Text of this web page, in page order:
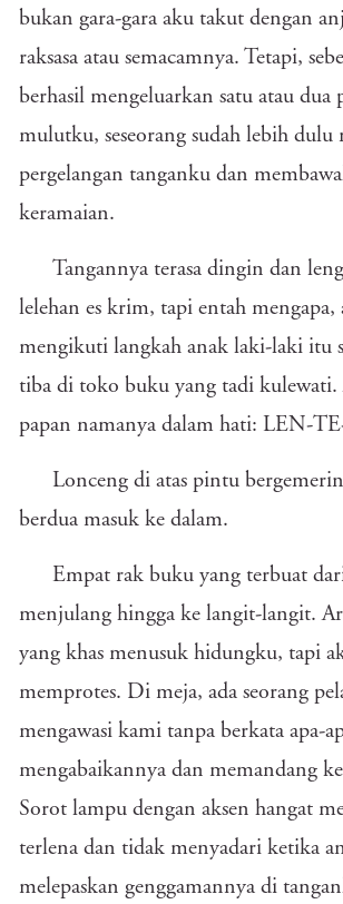
bukan gara-gara aku takut dengan
raksasa atau semacamnya. Tetapi,
berhasil mengeluarkan satu atau dua
mulutku, seseorang sudah lebih dulu
pergelangan tanganku dan
keramaian.
Tangannya terasa dingin dan
lelehan es krim, tapi entah mengapa,
mengikuti langkah anak laki-laki itu
tiba di toko buku yang tadi kulewati.
papan namanya dalam hati: LEN-
Lonceng di atas pintu
berdua masuk ke dalam.
Empat rak buku yang terbuat
menjulang hingga ke langit-langit.
yang khas menusuk hidungku, tapi
memprotes. Di meja, ada seorang
mengawasi kami tanpa berkata apa-
mengabaikannya dan memandang
Sorot lampu dengan aksen hangat
terlena dan tidak menyadari ketika
melepaskan genggamannya di